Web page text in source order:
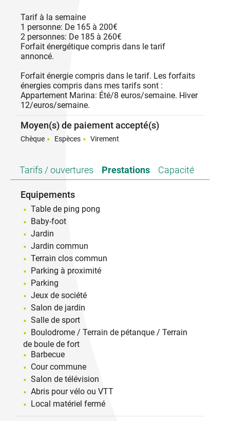
Tarif à la semaine
1 personne: De 165 à 200€
2 personnes: De 185 à 260€
Forfait énergétique compris dans le tarif
annoncé.
Forfait énergie compris dans le tarif. Les forfaits
énergies compris dans mes tarifs sont :
Appartement Marina: Été/8 euros/semaine. Hiver
12/euros/semaine.
Moyen(s) de paiement accepté(s)
Chèque Espèces Virement
Tarifs / ouvertures Prestations Capacité
Equipements
Table de ping pong
Baby-foot
Jardin
Jardin commun
Terrain clos commun
Parking à proximité
Parking
Jeux de société
Salon de jardin
Salle de sport
Boulodrome / Terrain de pétanque / Terrain
de boule de fort
Barbecue
Cour commune
Salon de télévision
Abris pour vélo ou VTT
Local matériel fermé